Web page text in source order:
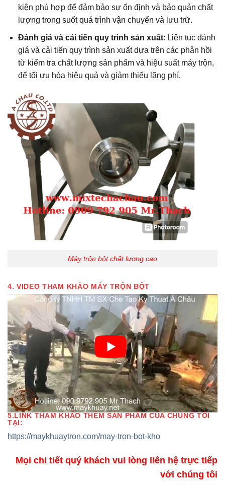
kiện phù hợp để đảm bảo sự ổn định và bảo quản chất
lượng trong suốt quá trình vận chuyển và lưu trữ.
Đánh giá và cải tiến quy trình sản xuất: Liên tục đánh
giá và cải tiến quy trình sản xuất dựa trên các phản hồi
từ kiểm tra chất lượng sản phẩm và hiệu suất máy trộn,
để tối ưu hóa hiệu quả và giảm thiểu lãng phí.
Máy trộn bột chất lượng cao
4. VIDEO THAM KHẢO MÁY TRỘN BỘT
5.LINK THAM KHẢO THÊM SẢN PHẨM CỦA CHÚNG TÔI
TẠI:
https://maykhuaytron.com/may-tron-bot-kho
Mọi chi tiết quý khách vui lòng liên hệ trực tiếp
với chúng tôi